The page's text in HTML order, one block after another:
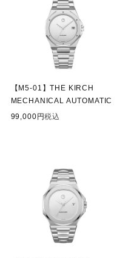
【M5-01】THE KIRCH
MECHANICAL AUTOMATIC
99,000
税込